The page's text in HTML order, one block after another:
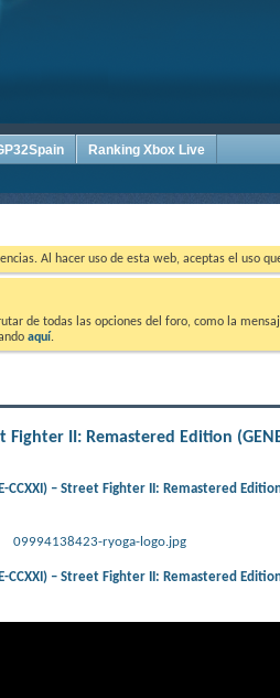
Ranking Xbox Live
Al hacer uso de esta web, aceptas el uso
de todas las opciones del foro, como la
aquí.
Fighter II: Remastered Edition
CCXXI) – Street Fighter II: Remastered
09994138423-ryoga-logo.jpg
CCXXI) – Street Fighter II: Remastered